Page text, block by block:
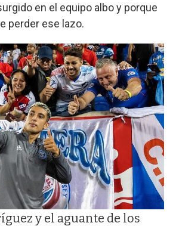
en el equipo albo y porque
perder ese lazo.
y el aguante de los